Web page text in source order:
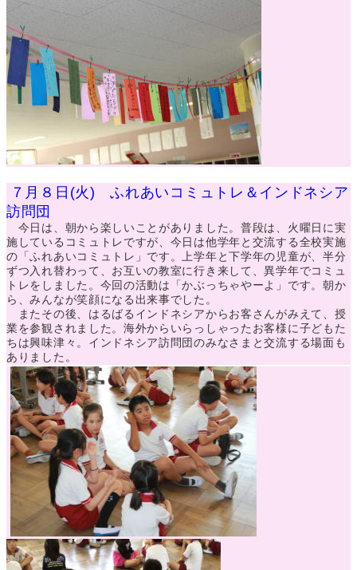
７月８日(火) ふれあいコミュトレ＆インドネシア
訪問団
今日は、朝から楽しいことがありました。普段は、火曜日に実
施しているコミュトレですが、今日は他学年と交流する全校実施
の「ふれあいコミュトレ」です。上学年と下学年の児童が、半分
ずつ入れ替わって、お互いの教室に行き来して、異学年でコミュ
トレをしました。今回の活動は「かぶっちゃやーよ」です。朝か
ら、みんなが笑顔になる出来事でした。
またその後、はるばるインドネシアからお客さんがみえて、授
業を参観されました。海外からいらっしゃったお客様に子どもた
ちは興味津々。インドネシア訪問団のみなさまと交流する場面も
ありました。